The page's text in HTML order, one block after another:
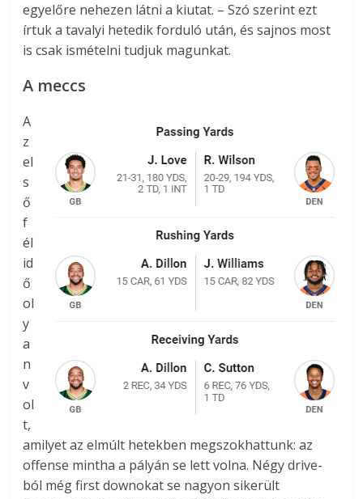
egyelőre nehezen látni a kiutat. – Szó szerint ezt
írtuk a tavalyi hetedik forduló után, és sajnos most
is csak ismételni tudjuk magunkat.
A meccs
A
z
el
s
ő
f
él
id
ő
ol
y
a
n
v
ol
t,
amilyet az elmúlt hetekben megszokhattunk: az
offense mintha a pályán se lett volna. Négy drive-
ból még first downokat se nagyon sikerült